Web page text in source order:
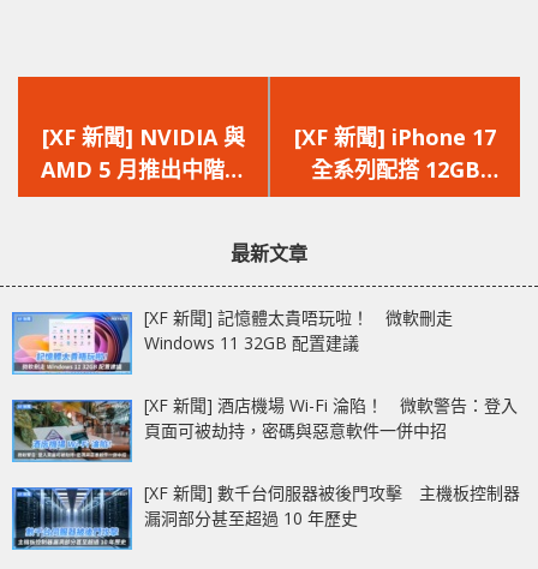
一
篇
文
[XF 新聞] NVIDIA 與
AMD 5 月推出中階顯
示卡 GeForce RTX
一
篇
文
[XF 新聞] iPhone 17
全系列配搭 12GB
RAM Apple
最新文章
[XF 新聞] 記憶體太貴唔玩啦！ 微軟刪走
Windows 11 32GB 配置建議
[XF 新聞] 酒店機場 Wi-Fi 淪陷！ 微軟警告：登入
頁面可被劫持，密碼與惡意軟件一併中招
[XF 新聞] 數千台伺服器被後門攻擊 主機板控制器
漏洞部分甚至超過 10 年歷史